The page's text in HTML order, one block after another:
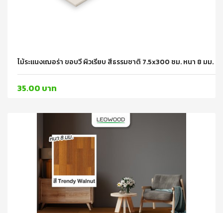
ไม้ระแนงเฌอร่า ขอบวี ผิวเรียบ สีธรรมชาติ 7.5x300 ซม. หนา 8 มม.
35.00 บาท